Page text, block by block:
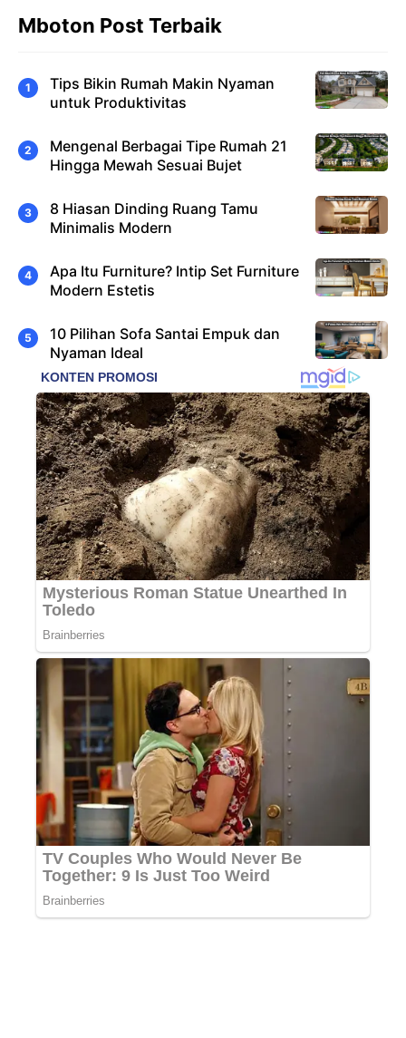
Mboton Post Terbaik
Tips Bikin Rumah Makin Nyaman
untuk Produktivitas
Mengenal Berbagai Tipe Rumah 21
Hingga Mewah Sesuai Bujet
8 Hiasan Dinding Ruang Tamu
Minimalis Modern
Apa Itu Furniture? Intip Set Furniture
Modern Estetis
10 Pilihan Sofa Santai Empuk dan
Nyaman Ideal